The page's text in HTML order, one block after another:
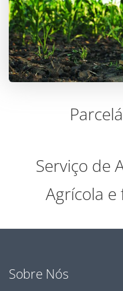
Serviço de
Agrícola e
Sobre Nós